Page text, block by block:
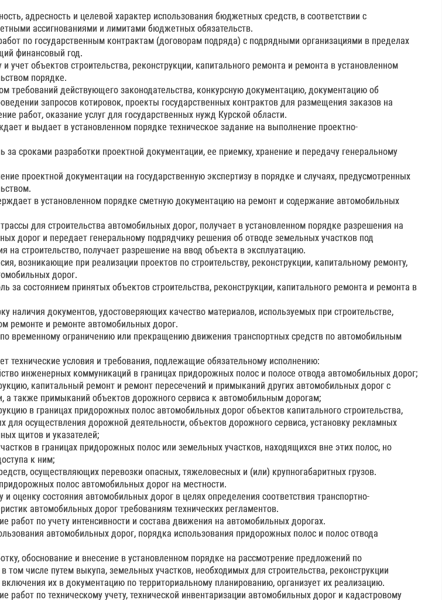
адресность и целевой характер использования бюджетных средств, в соответствии с
ассигнованиями и лимитами бюджетных обязательств.
по государственным контрактам (договорам подряда) с подрядными организациями в пределах
финансовый год.
учет объектов строительства, реконструкции, капитального ремонта и ремонта в установленном
порядке.
требований действующего законодательства, конкурсную документацию, документацию об
запросов котировок, проекты государственных контрактов для размещения заказов на
работ, оказание услуг для государственных нужд Курской области.
и выдает в установленном порядке техническое задание на выполнение проектно-
за сроками разработки проектной документации, ее приемку, хранение и передачу генеральному
проектной документации на государственную экспертизу в порядке и случаях, предусмотренных
в установленном порядке сметную документацию на ремонт и содержание автомобильных
для строительства автомобильных дорог, получает в установленном порядке разрешения на
дорог и передает генеральному подрядчику решения об отводе земельных участков под
на строительство, получает разрешение на ввод объекта в эксплуатацию.
возникающие при реализации проектов по строительству, реконструкции, капитальному ремонту,
дорог.
за состоянием принятых объектов строительства, реконструкции, капитального ремонта и ремонта в
наличия документов, удостоверяющих качество материалов, используемых при строительстве,
ремонте и ремонте автомобильных дорог.
временному ограничению или прекращению движения транспортных средств по автомобильным
технические условия и требования, подлежащие обязательному исполнению:
инженерных коммуникаций в границах придорожных полос и полосе отвода автомобильных дорог;
капитальный ремонт и ремонт пересечений и примыканий других автомобильных дорог с
а также примыканий объектов дорожного сервиса к автомобильным дорогам;
в границах придорожных полос автомобильных дорог объектов капитального строительства,
для осуществления дорожной деятельности, объектов дорожного сервиса, установку рекламных
щитов и указателей;
в границах придорожных полос или земельных участков, находящихся вне этих полос, но
к ним;
осуществляющих перевозки опасных, тяжеловесных и (или) крупногабаритных грузов.
полос автомобильных дорог на местности.
и оценку состояния автомобильных дорог в целях определения соответствия транспортно-
автомобильных дорог требованиям технических регламентов.
работ по учету интенсивности и состава движения на автомобильных дорогах.
автомобильных дорог, порядка использования придорожных полос и полос отвода
обоснование и внесение в установленном порядке на рассмотрение предложений по
том числе путем выкупа, земельных участков, необходимых для строительства, реконструкции
их в документацию по территориальному планированию, организует их реализацию.
работ по техническому учету, технической инвентаризации автомобильных дорог и кадастровому